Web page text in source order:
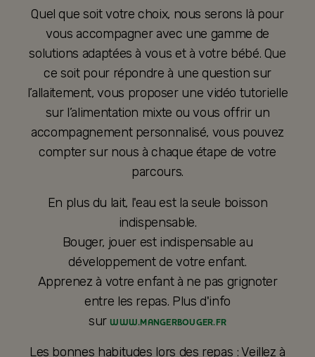
Quel que soit votre choix, nous serons là pour
vous accompagner avec une gamme de
solutions adaptées à vous et à votre bébé. Que
ce soit pour répondre à une question sur
l’allaitement, vous proposer une vidéo tutorielle
sur l’alimentation mixte ou vous offrir un
accompagnement personnalisé, vous pouvez
compter sur nous à chaque étape de votre
parcours.
En plus du lait, l'eau est la seule boisson
indispensable.
Bouger, jouer est indispensable au
développement de votre enfant.
Apprenez à votre enfant à ne pas grignoter
entre les repas. Plus d'info
surWWW.MANGERBOUGER.FR
Les bonnes habitudes lors des repas : Veillez à